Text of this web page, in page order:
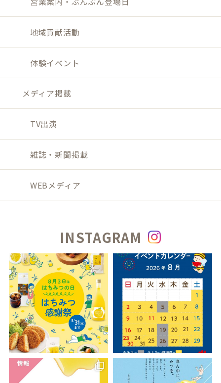
地域貢献活動
体験イベント
メディア掲載
TV出演
雑誌・新聞掲載
WEBメディア
INSTAGRAM